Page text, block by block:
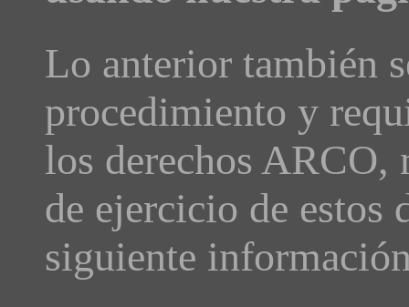
Lo anterior también
procedimiento y
los derechos
de ejercicio de estos
siguiente